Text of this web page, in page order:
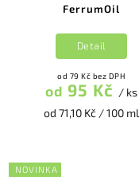
FerrumOil
od 79 Kč bez DPH
od 95 Kč / ks
od 71,10 Kč / 100 ml
Detail
NOVINKA